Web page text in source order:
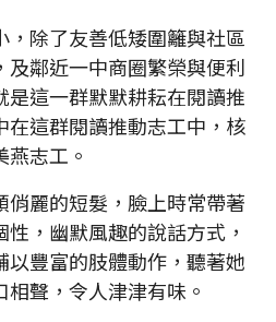
除了友善低矮圍籬與社區
鄰近一中商圈繁榮與便利
是這一群默默耕耘在閱讀推
在這群閱讀推動志工中，核
志工。
麗的短髮，臉上時常帶著
，幽默風趣的說話方式，
以豐富的肢體動作，聽著她
聲，令人津津有味。